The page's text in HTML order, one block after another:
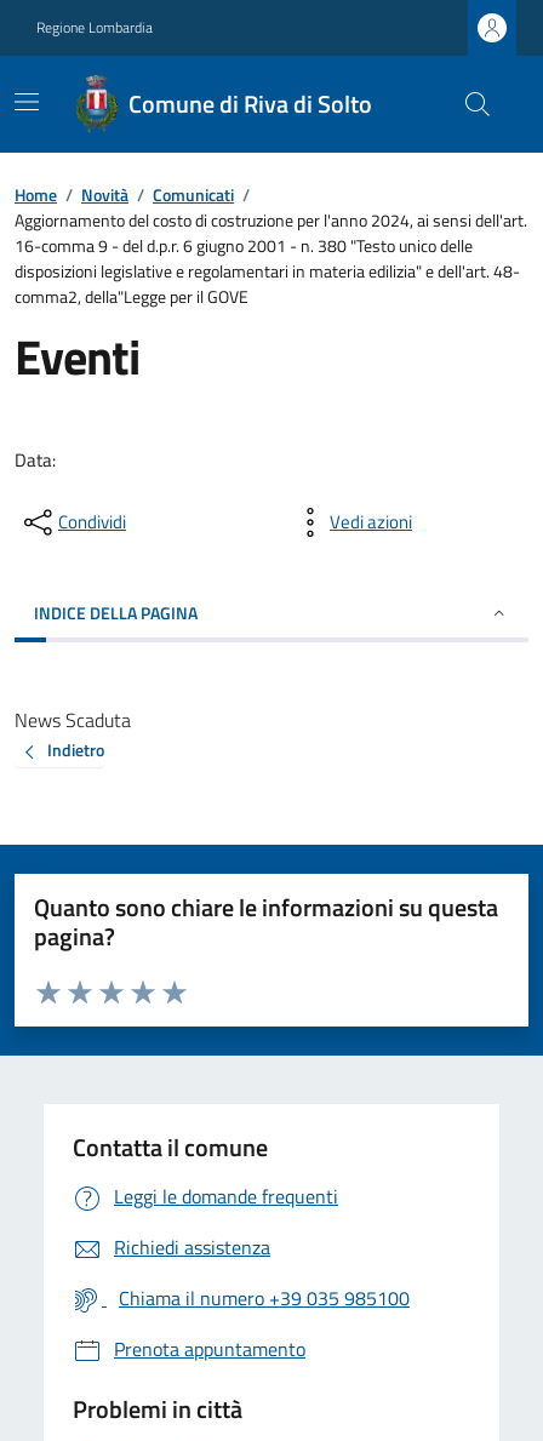
Regione Lombardia
Comune di Riva di Solto
Home / Novità / Comunicati /
Aggiornamento del costo di costruzione per l'anno 2024, ai sensi dell'art.
16-comma 9 - del d.p.r. 6 giugno 2001 - n. 380 "Testo unico delle
disposizioni legislative e regolamentari in materia edilizia" e dell'art. 48-
comma2, della"Legge per il GOVE
Eventi
Data:
Condividi Vedi azioni
INDICE DELLA PAGINA
News Scaduta
Indietro
Quanto sono chiare le informazioni su questa
pagina?
Valuta da 1 a 5 stelle la pagina
Valuta 5 stelle su 5
Valuta 4 stelle su 5
Valuta 3 stelle su 5
Valuta 2 stelle su 5
Valuta 1 stelle su 5
Contatta il comune
Leggi le domande frequenti
Richiedi assistenza
Chiama il numero +39 035 985100
Prenota appuntamento
Problemi in città